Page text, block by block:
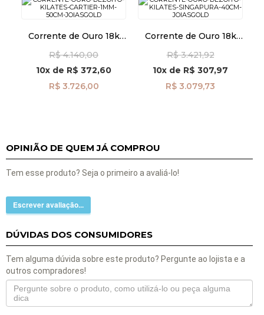
Corrente de Ouro 18k
50cm co03406
R$ 4.140,00
10x de R$ 372,60
R$ 3.726,00
Corrente de Ouro 18k
40cm co04869
R$ 3.421,92
10x de R$ 307,97
R$ 3.079,73
OPINIÃO DE QUEM JÁ COMPROU
Tem esse produto? Seja o primeiro a avaliá-lo!
Escrever avaliação...
DÚVIDAS DOS CONSUMIDORES
Tem alguma dúvida sobre este produto? Pergunte ao lojista e a
outros compradores!